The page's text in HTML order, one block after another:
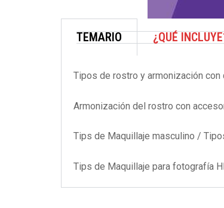
TEMARIO ¿QUÉ
Tipos de rostro y armonización
Armonización del rostro con
Tips de Maquillaje masculino /
Tips de Maquillaje para fotografía